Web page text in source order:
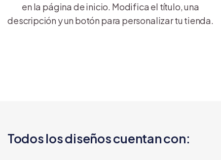
en la página de inicio. Modifica el título, una
descripción y un botón para personalizar tu tienda.
Todos los diseños cuentan con: